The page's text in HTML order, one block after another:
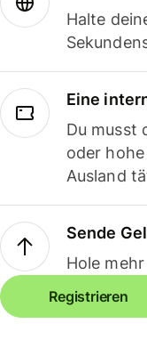
Halte
Eine
Du musst
oder
Ausland
Sende
Hole
Registrieren